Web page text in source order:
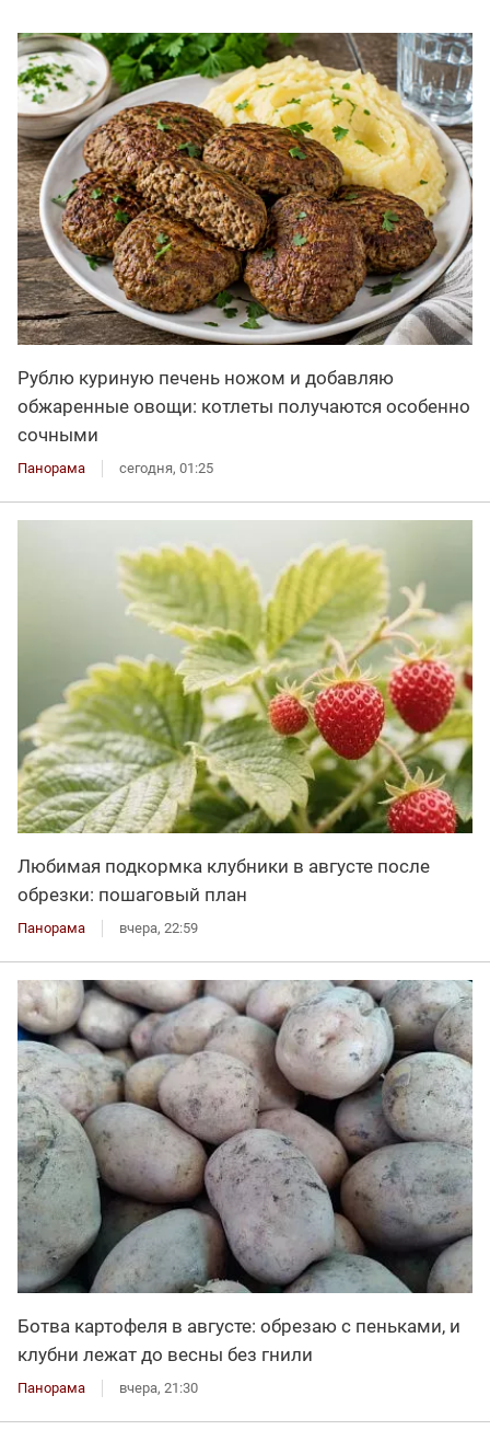
Рублю куриную печень ножом и добавляю
обжаренные овощи: котлеты получаются особенно
сочными
Панорама сегодня, 01:25
Любимая подкормка клубники в августе после
обрезки: пошаговый план
Панорама вчера, 22:59
Ботва картофеля в августе: обрезаю с пеньками, и
клубни лежат до весны без гнили
Панорама вчера, 21:30